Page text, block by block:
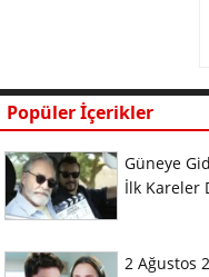
Popüler İçerikler
Güneye
İlk Kareler
2 Ağustos